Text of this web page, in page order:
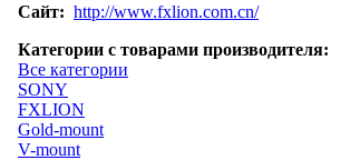
Сайт: http://www.fxlion.com.cn/
Категории с товарами производителя:
Все категории
SONY
FXLION
Gold-mount
V-mount